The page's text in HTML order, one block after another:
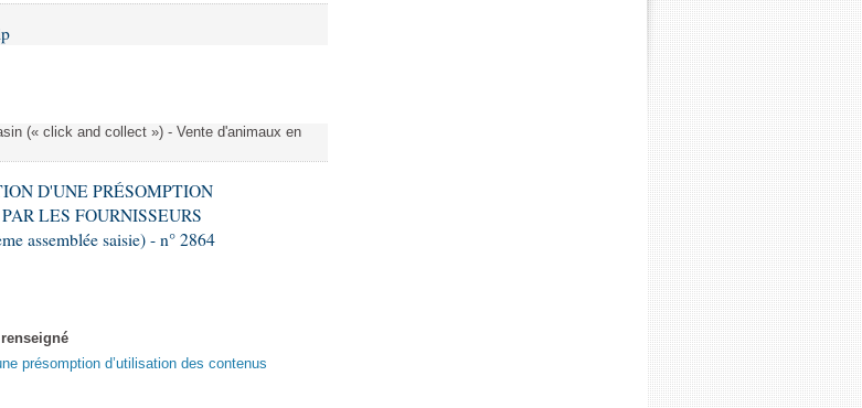
(« click and collect ») - Vente d'animaux en
D'UNE PRÉSOMPTION
LES FOURNISSEURS
assemblée saisie) - n° 2864
renseigné
présomption d’utilisation des contenus